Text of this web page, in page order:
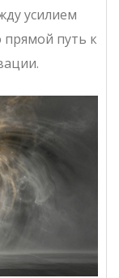
усилием
прямой путь к